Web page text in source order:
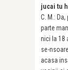
jucai tu
C. M.:
parte
nici la 18
se-
acasa